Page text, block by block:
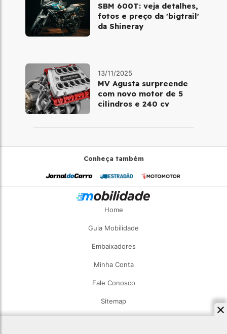
SBM 600T: veja detalhes,
fotos e preço da 'bigtrail'
da Shineray
13/11/2025
MV Agusta surpreende
com novo motor de 5
cilindros e 240 cv
Conheça também
Home
Guia Mobilidade
Embaixadores
Minha Conta
Fale Conosco
Sitemap